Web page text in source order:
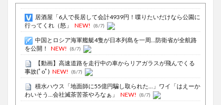
居酒屋「6人で長居して会計4939円！喋りたいだけなら公園に
行ってくれ（怒」
NEW! (8/7)
中国とロシア海軍艦艇4隻が日本列島を一周…防衛省が全航路
を公開！
NEW! (8/7)
【動画】高速道路を走行中の車からリアガラスが飛んでくる
事故(ﾟoﾟ) NEW! (8/7)
積水ハウス「地面師に55億円騙し取られた…」ワイ「はえーか
わいそう…会社滅茶苦茶やろなぁ」
NEW! (8/7)